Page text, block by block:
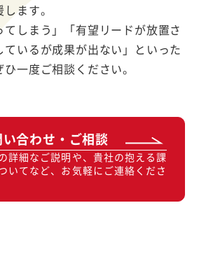
ます。
てしまう」「有望リードが放置さ
いるが成果が出ない」といった
一度ご相談ください。
合わせ・ご相談
詳細なご説明や、貴社の抱える課
いてなど、お気軽にご連絡くださ